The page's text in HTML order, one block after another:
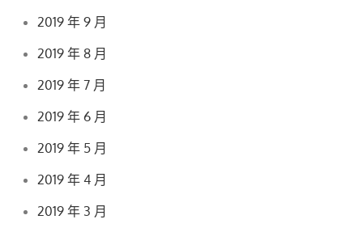
2019 年 9 月
2019 年 8 月
2019 年 7 月
2019 年 6 月
2019 年 5 月
2019 年 4 月
2019 年 3 月